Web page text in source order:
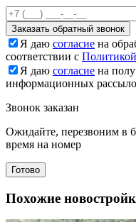
Заказать обратный звонок
Я даю согласие на
соответствии с
Я даю согласие на
информационных
Звонок заказан
Ожидайте, перезвоним в
время на номер
Готово
Похожие